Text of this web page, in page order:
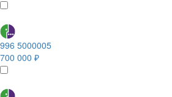
996 5000005
700 000 ₽